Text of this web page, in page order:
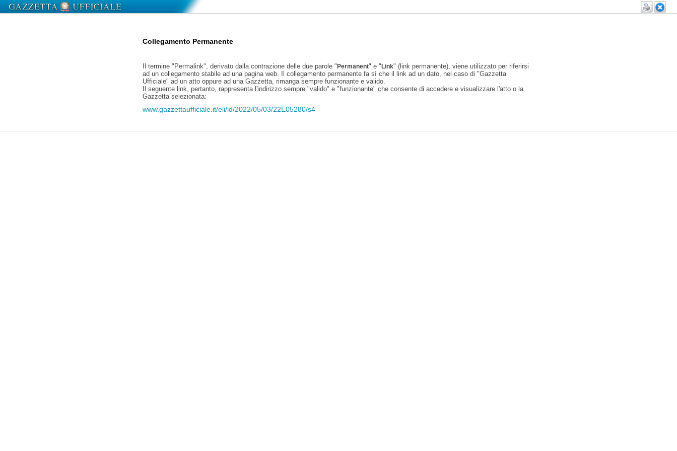
Collegamento Permanente
Il termine "Permalink", derivato dalla contrazione delle due parole "Permanent" e "Link" (link permanente), viene utilizzato per riferirsi
ad un collegamento stabile ad una pagina web. Il collegamento permanente fa sì che il link ad un dato, nel caso di "Gazzetta
Ufficiale" ad un atto oppure ad una Gazzetta, rimanga sempre funzionante e valido.
Il seguente link, pertanto, rappresenta l'indirizzo sempre "valido" e "funzionante" che consente di accedere e visualizzare l'atto o la
Gazzetta selezionata:
www.gazzettaufficiale.it/eli/id/2022/05/03/22E05280/s4